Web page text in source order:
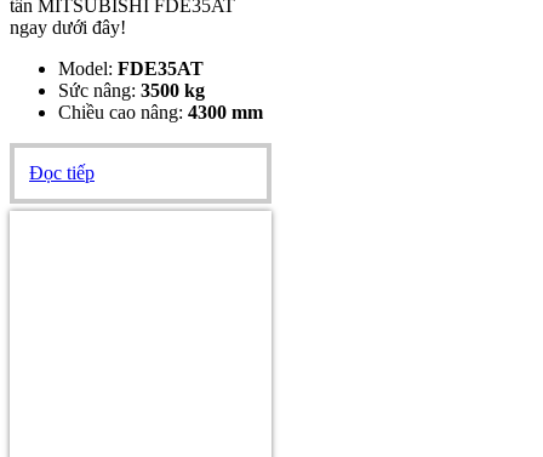
tấn MITSUBISHI FDE35AT
ngay dưới đây!
Model: FDE35AT
Sức nâng: 3500 kg
Chiều cao nâng: 4300 mm
Đọc tiếp